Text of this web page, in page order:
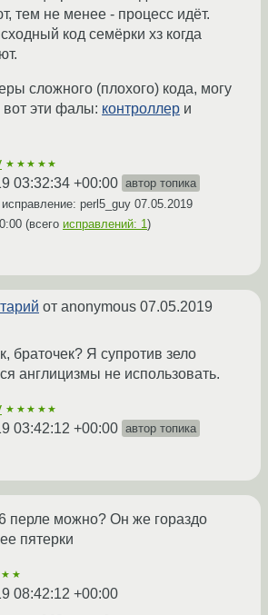
тем не менее - процесс идёт.
код семёрки хз когда
сложного (плохого) кода, могу
вот эти фалы: контроллер и
★★★★★
03:32:34 +00:00 автор топика
perl5_guy 07.05.2019
(всего исправлений: 1)
от anonymous 07.05.2019
браточек? Я супротив зело
англицизмы не использовать.
★★★★★
03:42:12 +00:00 автор топика
перле можно? Он же гораздо
пятерки
08:42:12 +00:00